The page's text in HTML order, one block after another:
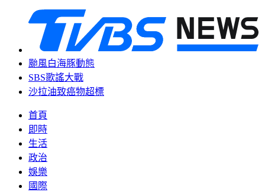
颱風白海豚動態
SBS歌謠大戰
沙拉油致癌物超標
首頁
即時
生活
政治
娛樂
國際